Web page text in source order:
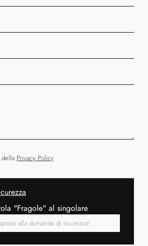
Privacy Policy
"Fragole" al singolare